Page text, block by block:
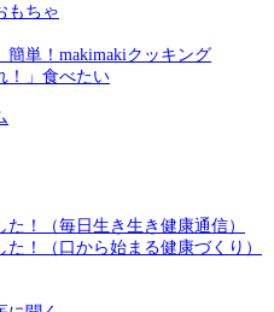
もちゃ
簡単！makimakiクッキング
！」食べたい
！（毎日生き生き健康通信）
！（口から始まる健康づくり）